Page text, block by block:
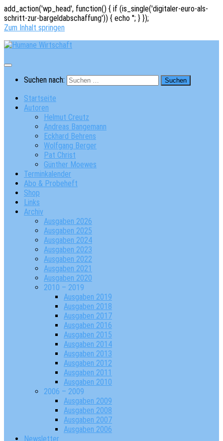
add_action('wp_head', function() { if (is_single('digitaler-euro-als-
schritt-zur-bargeldabschaffung')) { echo ''; } });
Zum Inhalt springen
Suchen nach:
Startseite
Autoren
Helmut Creutz
Andreas Bangemann
Eckhard Behrens
Wolfgang Berger
Pat Christ
Günther Moewes
Terminkalender
Abo & Probeheft
Shop
Links
Archiv
Ausgaben 2026
Ausgaben 2025
Ausgaben 2024
Ausgaben 2023
Ausgaben 2022
Ausgaben 2021
Ausgaben 2020
2010 – 2019
Ausgaben 2019
Ausgaben 2018
Ausgaben 2017
Ausgaben 2016
Ausgaben 2015
Ausgaben 2014
Ausgaben 2013
Ausgaben 2012
Ausgaben 2011
Ausgaben 2010
2006 – 2009
Ausgaben 2009
Ausgaben 2008
Ausgaben 2007
Ausgaben 2006
Newsletter